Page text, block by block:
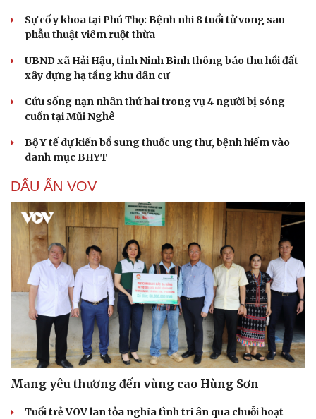
Cải chính
Sự cố y khoa tại Phú Thọ: Bệnh nhi 8 tuổi tử vong sau
phẫu thuật viêm ruột thừa
UBND xã Hải Hậu, tỉnh Ninh Bình thông báo thu hồi đất
xây dựng hạ tầng khu dân cư
Cứu sống nạn nhân thứ hai trong vụ 4 người bị sóng
cuốn tại Mũi Nghê
Bộ Y tế dự kiến bổ sung thuốc ung thư, bệnh hiếm vào
danh mục BHYT
DẤU ẤN VOV
Mang yêu thương đến vùng cao Hùng Sơn
Tuổi trẻ VOV lan tỏa nghĩa tình tri ân qua chuỗi hoạt